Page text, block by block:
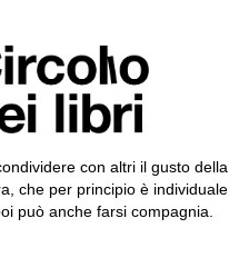
con altri il gusto della
che per principio è individuale
può anche farsi compagnia.